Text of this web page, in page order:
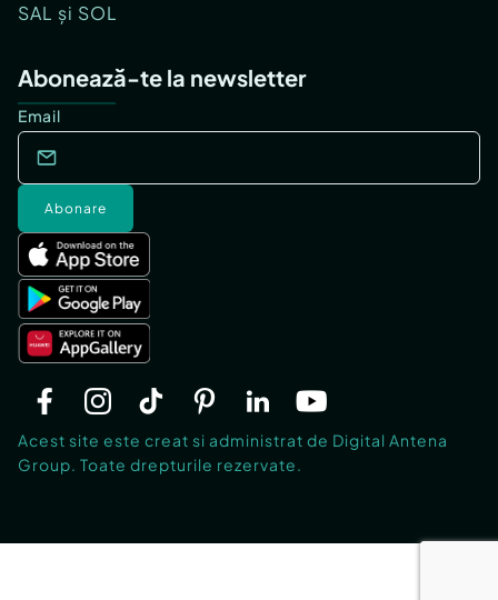
SAL și SOL
Abonează-te la newsletter
Email
Abonare
Acest site este creat si administrat de Digital Antena
Group. Toate drepturile rezervate.